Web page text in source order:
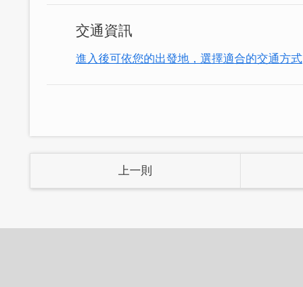
交通資訊
進入後可依您的出發地，選擇適合的交通方式
上一則